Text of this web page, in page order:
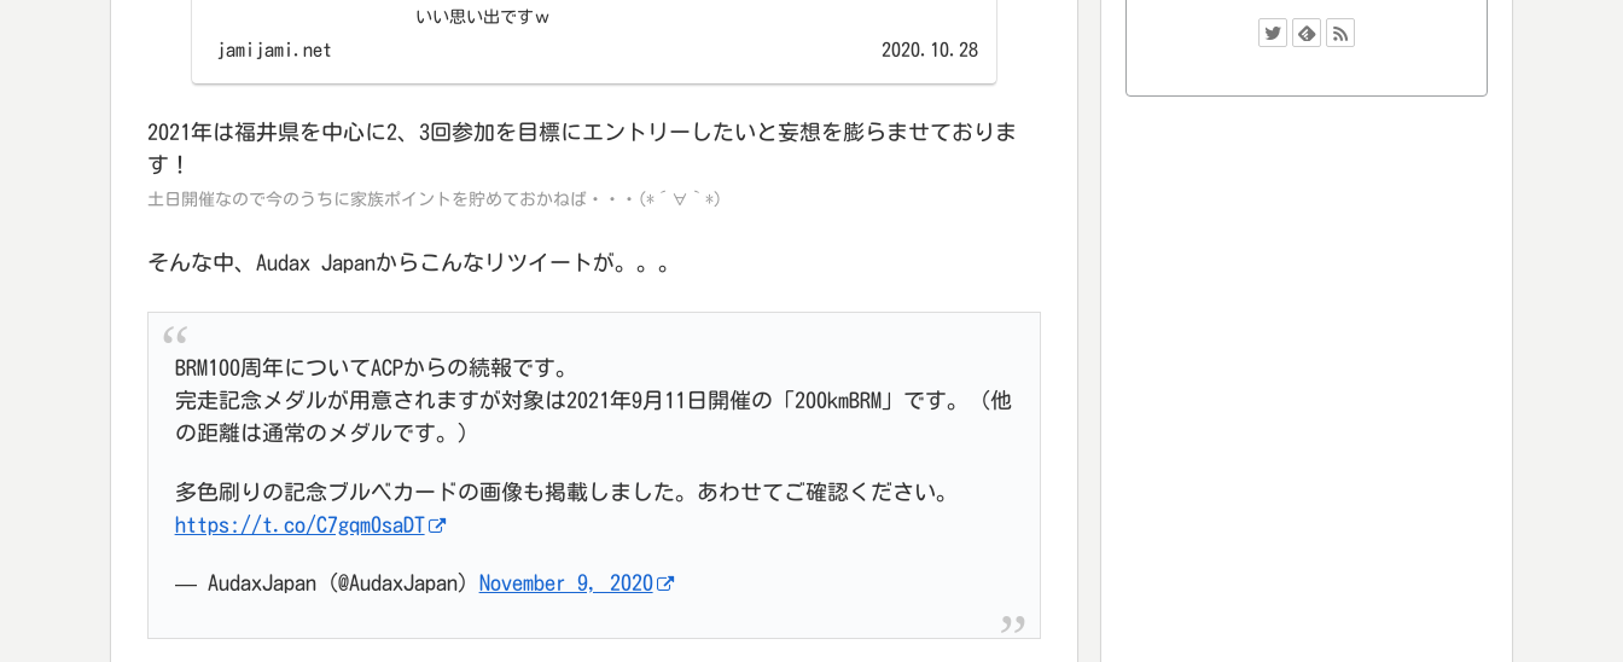
いい思い出ですｗ
jamijami.net 2020.10.28
2021年は福井県を中心に2、3回参加を目標にエントリーしたいと妄想を膨らませておりま
す！
土日開催なので今のうちに家族ポイントを貯めておかねば・・・(*´∀｀*)
そんな中、Audax Japanからこんなリツイートが。。。
BRM100周年についてACPからの続報です。
完走記念メダルが用意されますが対象は2021年9月11日開催の「200kmBRM」です。（他
の距離は通常のメダルです。）
多色刷りの記念ブルベカードの画像も掲載しました。あわせてご確認ください。
https://t.co/C7gqm0saDT
— AudaxJapan (@AudaxJapan) November 9, 2020